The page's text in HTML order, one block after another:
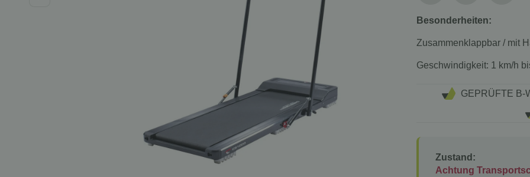
Besonderheiten:
Zusammenklappbar / mit
Geschwindigkeit: 1 km/h
GEPRÜFTE B-
Zustand:
Achtung